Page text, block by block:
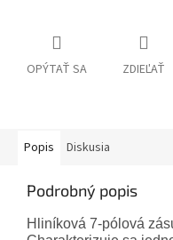
OPÝTAŤ SA ZDIEĽAŤ
Popis Diskusia
Podrobný popis
Hliníková 7-pólová